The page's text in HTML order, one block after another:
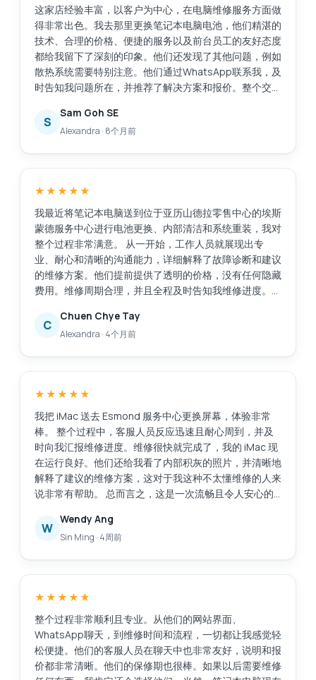
就置之不理。服务很棒，以后如果需要维修笔记本电脑，
我还会选择他们。
这家店经验丰富，以客户为中心，在电脑维修服务方面做
得非常出色。我去那里更换笔记本电脑电池，他们精湛的
技术、合理的价格、便捷的服务以及前台员工的友好态度
都给我留下了深刻的印象。他们还发现了其他问题，例如
散热系统需要特别注意。他们通过WhatsApp联系我，及
时告知我问题所在，并推荐了解决方案和报价。整个交易
常迅速，原本预计需要30分钟，加上额外的维修任务后
又花了20分钟，这完全可以接受，因为我们可以在商场
Victor虽然话不多，但他仍然能够清晰地向我传达重要的
信息。Esmond，继续保持！
S
Sam Goh SE
Alexandra · 8个月前
★★★★★
我最近将笔记本电脑送到位于亚历山德拉零售中心的埃斯
蒙德服务中心进行电池更换、内部清洁和系统重装，我对
整个过程非常满意。 从一开始，工作人员就展现出专
业、耐心和清晰的沟通能力，详细解释了故障诊断和建议
的维修方案。他们提前提供了透明的价格，没有任何隐藏
费用。维修周期合理，并且全程及时告知我维修进度。
升，系统重装后运行更加流畅，内部清洁也明显改善了性
能和散热。 总而言之，这次服务高效、可靠且专业。我
C
Chuen Chye Tay
Alexandra · 4个月前
★★★★★
我把 iMac 送去 Esmond 服务中心更换屏幕，体验非常
棒。 整个过程中，客服人员反应迅速且耐心周到，并及
时向我汇报维修进度。维修很快就完成了，我的 iMac 现
在运行良好。他们还给我看了内部积灰的照片，并清晰地
解释了建议的维修方案，这对于我这种不太懂维修的人来
说非常有帮助。 总而言之，这是一次流畅且令人安心的
W
Wendy Ang
Sin Ming · 4周前
★★★★★
整个过程非常顺利且专业。从他们的网站界面、
WhatsApp聊天，到维修时间和流程，一切都让我感觉轻
松便捷。他们的客服人员在聊天中也非常友好，说明和报
价都非常清晰。他们的保修期也很棒。如果以后需要维修